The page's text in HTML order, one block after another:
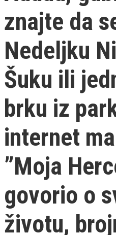
znajte da
Nedeljku
Šuku ili
brku iz
internet
”Moja
govorio o
životu,